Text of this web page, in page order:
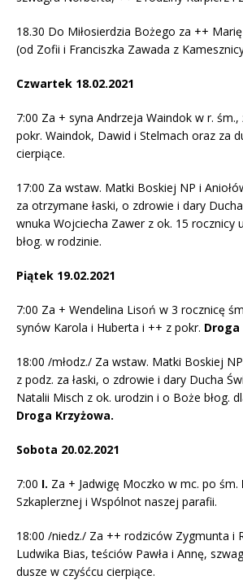
18.30 Do Miłosierdzia Bożego za ++
(od Zofii i Franciszka Zawada z
Czwartek 18.02.2021
7:00 Za + syna Andrzeja Waindok w r.
pokr. Waindok, Dawid i Stelmach oraz za
cierpiące.
17:00 Za wstaw. Matki Boskiej NP i
za otrzymane łaski, o zdrowie i dary
wnuka Wojciecha Zawer z ok. 15 rocznicy
błog. w rodzinie.
Piątek 19.02.2021
7:00 Za + Wendelina Lisoń w 3 rocznicę
synów Karola i Huberta i ++ z pokr. Droga
18:00 /młodz./ Za wstaw. Matki Boskiej
z podz. za łaski, o zdrowie i dary Ducha
Natalii Misch z ok. urodzin i o Boże błog.
Droga Krzyżowa.
Sobota 20.02.2021
7:00 I. Za + Jadwigę Moczko w mc. po śm.
Szkaplerznej i Wspólnot naszej parafii.
18:00 /niedz./ Za ++ rodziców Zygmunta i
Ludwika Bias, teściów Pawła i Annę,
dusze w czyśćcu cierpiące.